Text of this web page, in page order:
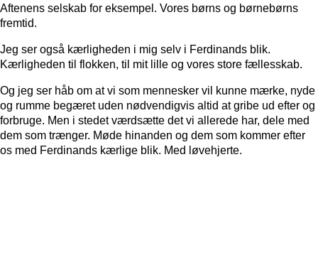
Aftenens selskab for eksempel. Vores børns og børnebørns
fremtid.
Jeg ser også kærligheden i mig selv i Ferdinands blik.
Kærligheden til flokken, til mit lille og vores store fællesskab.
Og jeg ser håb om at vi som mennesker vil kunne mærke, nyde
og rumme begæret uden nødvendigvis altid at gribe ud efter og
forbruge. Men i stedet værdsætte det vi allerede har, dele med
dem som trænger. Møde hinanden og dem som kommer efter
os med Ferdinands kærlige blik. Med løvehjerte.